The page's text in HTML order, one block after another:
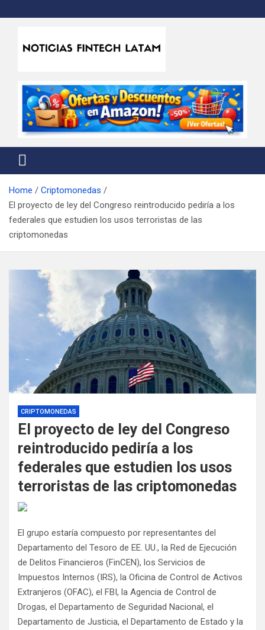
to
Noticias Fintech Latam
Home
Criptomonedas
El proyecto de ley del Congreso reintroducido pediría a los
federales que estudien los usos terroristas de las
criptomonedas
CRIPTOMONEDAS
El proyecto de ley del Congreso
reintroducido pediría a los
federales que estudien los usos
terroristas de las criptomonedas
El grupo estaría compuesto por representantes del
Departamento del Tesoro de EE. UU., la Red de Ejecución
de Delitos Financieros (FinCEN), los Servicios de
Impuestos Internos (IRS), la Oficina de Control de Activos
Extranjeros (OFAC), el FBI, la Agencia de Control de
Drogas, el Departamento de Seguridad Nacional, el
Departamento de Justicia, el Departamento de Estado y la